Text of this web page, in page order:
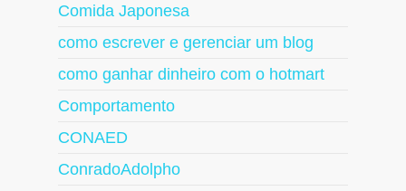
Comida Japonesa
como escrever e gerenciar um blog
como ganhar dinheiro com o hotmart
Comportamento
CONAED
ConradoAdolpho